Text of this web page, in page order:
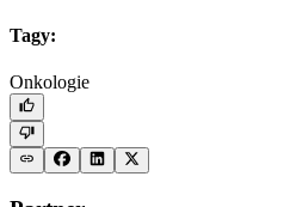
Tagy:
Onkologie